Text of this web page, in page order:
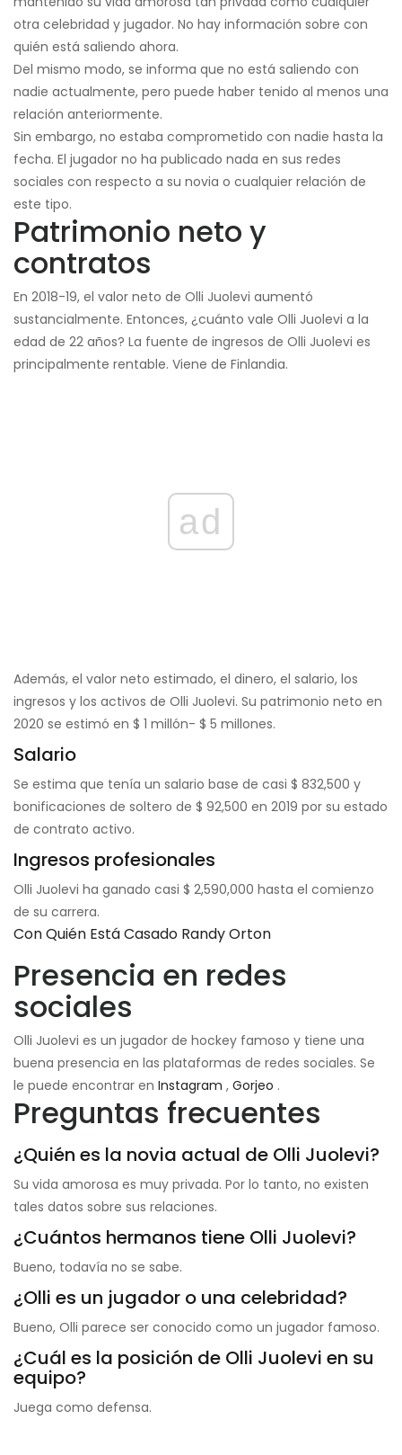
otra celebridad y jugador. No hay información sobre con
quién está saliendo ahora.
Del mismo modo, se informa que no está saliendo con
nadie actualmente, pero puede haber tenido al menos una
relación anteriormente.
Sin embargo, no estaba comprometido con nadie hasta la
fecha. El jugador no ha publicado nada en sus redes
sociales con respecto a su novia o cualquier relación de
este tipo.
Patrimonio neto y
contratos
En 2018-19, el valor neto de Olli Juolevi aumentó
sustancialmente. Entonces, ¿cuánto vale Olli Juolevi a la
edad de 22 años? La fuente de ingresos de Olli Juolevi es
principalmente rentable. Viene de Finlandia.
ad
Además, el valor neto estimado, el dinero, el salario, los
ingresos y los activos de Olli Juolevi. Su patrimonio neto en
2020 se estimó en $ 1 millón- $ 5 millones.
Salario
Se estima que tenía un salario base de casi $ 832,500 y
bonificaciones de soltero de $ 92,500 en 2019 por su estado
de contrato activo.
Ingresos profesionales
Olli Juolevi ha ganado casi $ 2,590,000 hasta el comienzo
de su carrera.
Con Quién Está Casado Randy Orton
Presencia en redes
sociales
Olli Juolevi es un jugador de hockey famoso y tiene una
buena presencia en las plataformas de redes sociales. Se
le puede encontrar en Instagram , Gorjeo .
Preguntas frecuentes
¿Quién es la novia actual de Olli Juolevi?
Su vida amorosa es muy privada. Por lo tanto, no existen
tales datos sobre sus relaciones.
¿Cuántos hermanos tiene Olli Juolevi?
Bueno, todavía no se sabe.
¿Olli es un jugador o una celebridad?
Bueno, Olli parece ser conocido como un jugador famoso.
¿Cuál es la posición de Olli Juolevi en su
equipo?
Juega como defensa.